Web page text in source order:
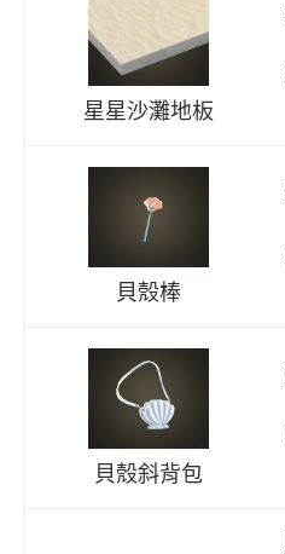
星星沙灘地板
貝殼棒
貝殼斜背包